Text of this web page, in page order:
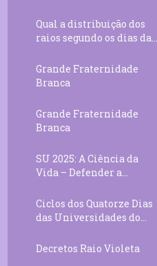
Qual a distribuição dos
raios segundo os dias da...
Grande Fraternidade
Branca
Grande Fraternidade
Branca
SU 2025: A Ciência da
Vida – Defender a...
Ciclos dos Quatorze Dias
das Universidades do...
Decretos Raio Violeta